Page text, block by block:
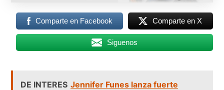
Comparte en Facebook Comparte en X
Siguenos
DE INTERES Jennifer Funes lanza fuerte